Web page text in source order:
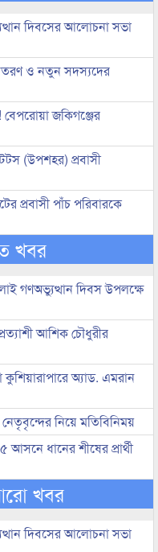
দিবসের আলোচনা সভা
ও নতুন সদস্যদের
জকিগঞ্জের
(উপশহর) প্রবাসী
প্রবাসী পাঁচ পরিবারকে
খবর
গণঅভ্যুত্থান দিবস উপলক্ষে
আশিক চৌধুরীর
কুশিয়ারাপারে অ্যাড. এমরান
নেতৃবৃন্দের নিয়ে মতিবিনিময়
ধানের শীষের প্রার্থী
খবর
দিবসের আলোচনা সভা